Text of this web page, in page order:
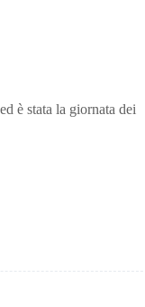
è stata la giornata dei